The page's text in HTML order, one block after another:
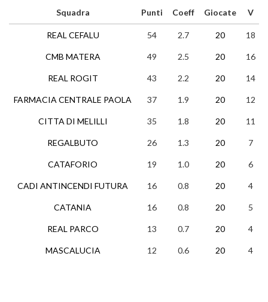
Squadra
REAL CEFALU
CMB MATERA
REAL ROGIT
FARMACIA CENTRALE PAOLA
CITTA DI MELILLI
REGALBUTO
CATAFORIO
CADI ANTINCENDI FUTURA
CATANIA
REAL PARCO
MASCALUCIA
Punti Coeff Giocate V
54 2.7 20 18
49 2.5 20 16
43 2.2 20 14
37 1.9 20 12
35 1.8 20 11
26 1.3 20 7
19 1.0 20 6
16 0.8 20 4
16 0.8 20 5
13 0.7 20 4
12 0.6 20 4